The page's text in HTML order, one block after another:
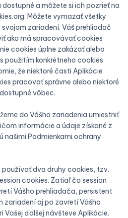
a môžete si ich pozrieť na
Môžete vymazať všetky
zariadení. Váš prehliadač
ako má spracovávať cookies
cookies úplne zakázať alebo
použitím konkrétneho cookies
že niektoré časti Aplikácie
pracovať správne alebo niektoré
vôbec.
do Vášho zariadenia umiestniť
informácie a údaje získané z
našimi Podmienkami ochrany
dva druhy cookies, tzv.
cookies. Zatiaľ čo session
Vášho prehliadača, persistent
zariadení aj po zavretí Vášho
Vašej ďalšej návšteve Aplikácie.